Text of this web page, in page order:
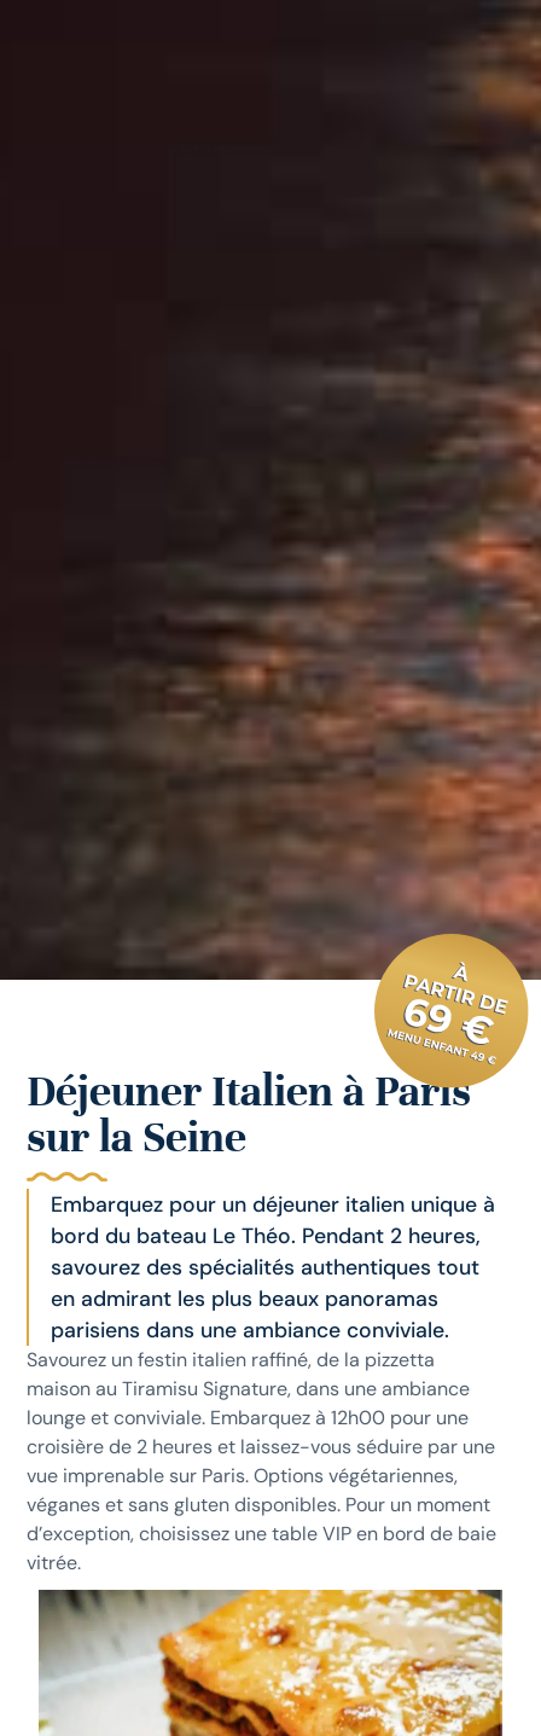
Déjeuner Italien à Paris
sur la Seine
Embarquez pour un déjeuner italien unique à
bord du bateau Le Théo. Pendant 2 heures,
savourez des spécialités authentiques tout
en admirant les plus beaux panoramas
parisiens dans une ambiance conviviale.
Savourez un festin italien raffiné, de la pizzetta
maison au Tiramisu Signature, dans une ambiance
lounge et conviviale. Embarquez à 12h00 pour une
croisière de 2 heures et laissez-vous séduire par une
vue imprenable sur Paris. Options végétariennes,
véganes et sans gluten disponibles. Pour un moment
d’exception, choisissez une table VIP en bord de baie
vitrée.